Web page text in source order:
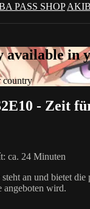
PASS SHOP
available in
country
- Zeit
ca. 24 Minuten
an und bietet
angeboten wird.